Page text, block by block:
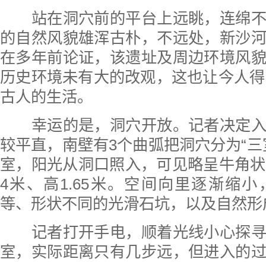
站在洞穴前的平台上远眺，连绵不
的自然风貌雄浑古朴，不远处，新沙
在多年前论证，该遗址及周边环境风
历史环境未有大的改观，这也让今人
古人的生活。
幸运的是，洞穴开放。记者决定入
较平直，南壁有3个曲弧把洞穴分为“
室，阳光从洞口照入，可见略呈牛角
4米、高1.65米。空间向里逐渐缩小
等、形状不同的光滑石坑，以及自然
记者打开手电，顺着光线小心探寻
室，实际距离只有几步远，但进入的